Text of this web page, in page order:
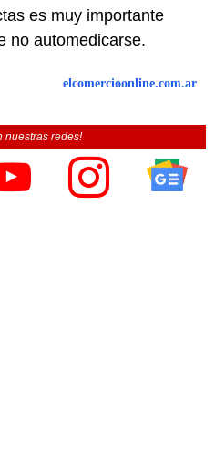
es muy importante
no automedicarse.
elcomercioonline.com.ar
nuestras redes!